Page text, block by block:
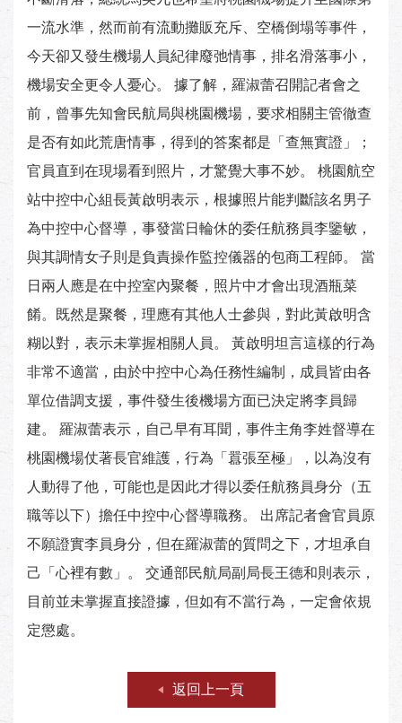
一流水準，然而前有流動攤販充斥、空橋倒塌等事件，
今天卻又發生機場人員紀律廢弛情事，排名滑落事小，
機場安全更令人憂心。 據了解，羅淑蕾召開記者會之
前，曾事先知會民航局與桃園機場，要求相關主管徹查
是否有如此荒唐情事，得到的答案都是「查無實證」；
官員直到在現場看到照片，才驚覺大事不妙。 桃園航空
站中控中心組長黃啟明表示，根據照片能判斷該名男子
為中控中心督導，事發當日輪休的委任航務員李鑒敏，
與其調情女子則是負責操作監控儀器的包商工程師。 當
日兩人應是在中控室內聚餐，照片中才會出現酒瓶菜
餚。既然是聚餐，理應有其他人士參與，對此黃啟明含
糊以對，表示未掌握相關人員。 黃啟明坦言這樣的行為
非常不適當，由於中控中心為任務性編制，成員皆由各
單位借調支援，事件發生後機場方面已決定將李員歸
建。 羅淑蕾表示，自己早有耳聞，事件主角李姓督導在
桃園機場仗著長官維護，行為「囂張至極」，以為沒有
人動得了他，可能也是因此才得以委任航務員身分（五
職等以下）擔任中控中心督導職務。 出席記者會官員原
不願證實李員身分，但在羅淑蕾的質問之下，才坦承自
己「心裡有數」。 交通部民航局副局長王德和則表示，
目前並未掌握直接證據，但如有不當行為，一定會依規
定懲處。
返回上一頁